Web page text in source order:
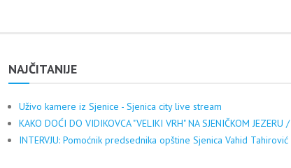
NAJČITANIJE
Uživo kamere iz Sjenice - Sjenica city live stream
KAKO DOĆI DO VIDIKOVCA "VELIKI VRH" NA SJENIČKOM
INTERVJU: Pomoćnik predsednika opštine Sjenica Vahid Tahirović